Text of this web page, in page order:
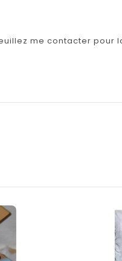
me contacter pour